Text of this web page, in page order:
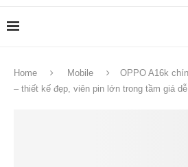
Home Mobile
OPPO A16k
– thiết kế đẹp, viên pin lớn trong tầm giá